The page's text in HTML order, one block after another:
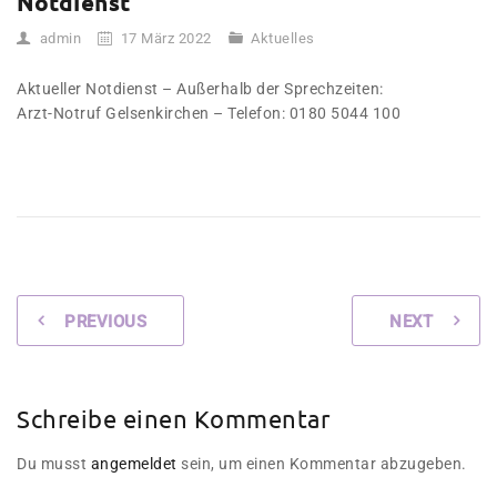
admin 17 März 2022 Aktuelles
Aktueller Notdienst – Außerhalb der Sprechzeiten:
Arzt-Notruf Gelsenkirchen – Telefon: 0180 5044 100
PREVIOUS NEXT
Schreibe einen Kommentar
Du musst angemeldet sein, um einen Kommentar abzugeben.